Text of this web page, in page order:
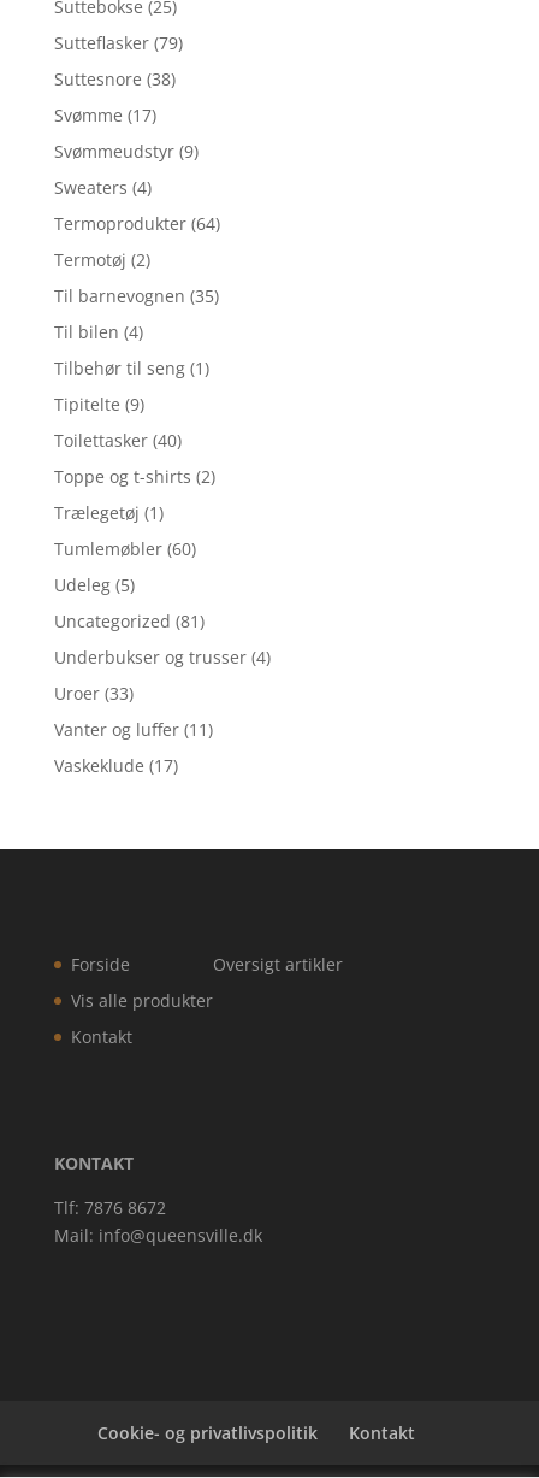
Suttebokse (25)
Sutteflasker (79)
Suttesnore (38)
Svømme (17)
Svømmeudstyr (9)
Sweaters (4)
Termoprodukter (64)
Termotøj (2)
Til barnevognen (35)
Til bilen (4)
Tilbehør til seng (1)
Tipitelte (9)
Toilettasker (40)
Toppe og t-shirts (2)
Trælegetøj (1)
Tumlemøbler (60)
Udeleg (5)
Uncategorized (81)
Underbukser og trusser (4)
Uroer (33)
Vanter og luffer (11)
Vaskeklude (17)
Forside
Vis alle produkter
Kontakt
Oversigt artikler
KONTAKT
Tlf: 7876 8672
Mail: info@queensville.dk
Cookie- og privatlivspolitik Kontakt